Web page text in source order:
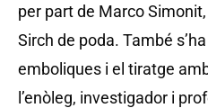
per part de Marco
Sirch de poda. També
emboliques i el tiratge
l’enòleg, investigador i